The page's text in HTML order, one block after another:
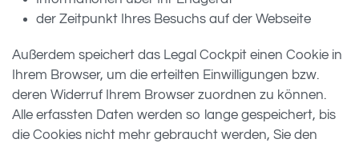
der Zeitpunkt Ihres Besuchs auf der Webseite
Außerdem speichert das Legal Cockpit einen Cookie in
Ihrem Browser, um die erteilten Einwilligungen bzw.
deren Widerruf Ihrem Browser zuordnen zu können.
Alle erfassten Daten werden so lange gespeichert, bis
die Cookies nicht mehr gebraucht werden, Sie den